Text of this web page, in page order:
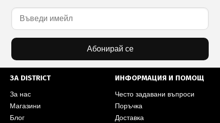
Абонирай се
ЗА DISTRICT
За нас
Магазини
Блог
ИНФОРМАЦИЯ И ПОМОЩ
Често задавани въпроси
Поръчка
Доставка